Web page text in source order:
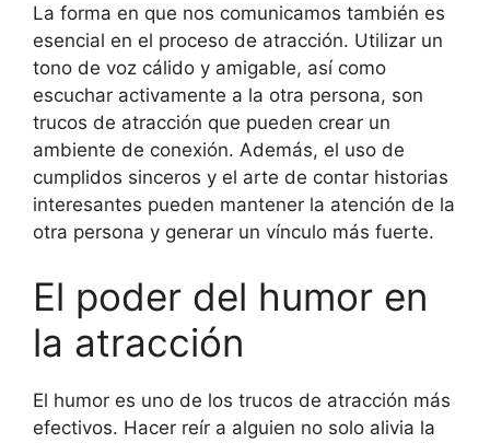
La forma en que nos comunicamos también es
esencial en el proceso de atracción. Utilizar un
tono de voz cálido y amigable, así como
escuchar activamente a la otra persona, son
trucos de atracción que pueden crear un
ambiente de conexión. Además, el uso de
cumplidos sinceros y el arte de contar historias
interesantes pueden mantener la atención de la
otra persona y generar un vínculo más fuerte.
El poder del humor en
la atracción
El humor es uno de los trucos de atracción más
efectivos. Hacer reír a alguien no solo alivia la